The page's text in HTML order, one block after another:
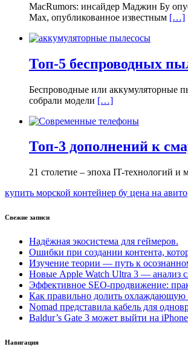
MacRumors: инсайдер Маджин Бу
Max, опубликованное известным […]
Топ-5 беспроводных
Беспроводные или аккумуляторные
собрали модели […]
Топ-3 дополнений к
21 столетие – эпоха IT-технологий
купить морской контейнер бу цена на авито
Свежие записи
Надёжная экосистема для геймеров.
Ошибки при создании контента,
Изучение теории — путь к
Новые Apple Watch Ultra 3 — анализ
Эффективное SEO-продвижение:
Как правильно долить охлаждающую
Nomad представила кабель для
Baldur’s Gate 3 может выйти на
Навигация